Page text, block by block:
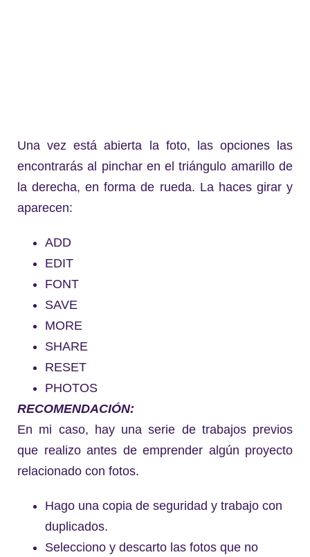
Una vez está abierta la foto, las opciones las
encontrarás al pinchar en el triángulo amarillo de
la derecha, en forma de rueda. La haces girar y
aparecen:
ADD
EDIT
FONT
SAVE
MORE
SHARE
RESET
PHOTOS
RECOMENDACIÓN:
En mi caso, hay una serie de trabajos previos
que realizo antes de emprender algún proyecto
relacionado con fotos.
Hago una copia de seguridad y trabajo con
duplicados.
Selecciono y descarto las fotos que no